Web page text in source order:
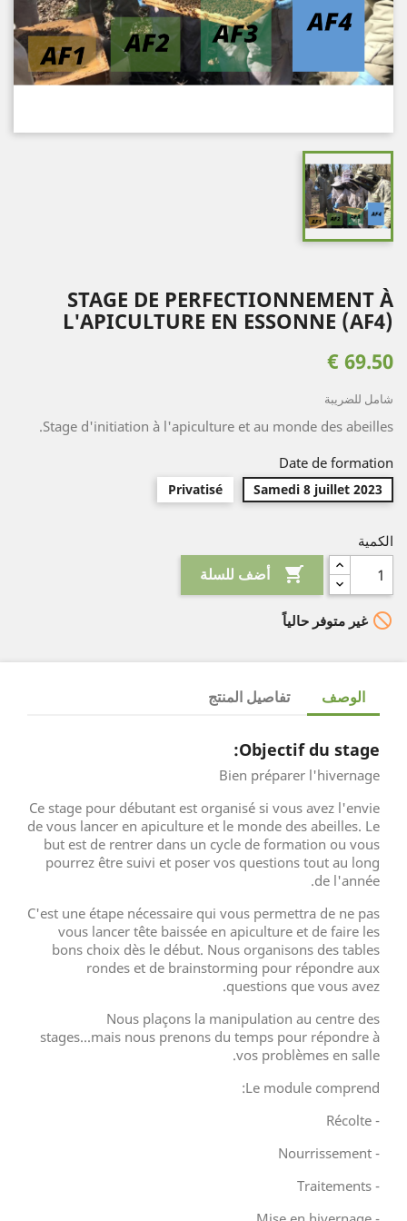
STAGE DE PERFECTIONNEMENT À
L'APICULTURE EN ESSONNE (AF4)
69.50 €
شامل للضريبة
Stage d'initiation à l'apiculture et au monde des abeilles.
Date de formation
Samedi 8 juillet 2023
Privatisé
الكمية
 أضف للسلة
 غير متوفر حالياً
الوصف تفاصيل المنتج
Objectif du stage:
Bien préparer l'hivernage
Ce stage pour débutant est organisé si vous avez l'envie
de vous lancer en apiculture et le monde des abeilles. Le
but est de rentrer dans un cycle de formation ou vous
pourrez être suivi et poser vos questions tout au long
de l'année.
C'est une étape nécessaire qui vous permettra de ne pas
vous lancer tête baissée en apiculture et de faire les
bons choix dès le début. Nous organisons des tables
rondes et de brainstorming pour répondre aux
questions que vous avez.
Nous plaçons la manipulation au centre des
stages...mais nous prenons du temps pour répondre à
vos problèmes en salle.
Le module comprend:
- Récolte
- Nourrissement
- Traitements